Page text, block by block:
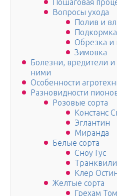
Пошаговая
Вопросы ухода
Полив и
Обрезка и
Зимовка
Болезни, вредители
ними
Особенности
Разновидности
Розовые сорта
Констанс
Эглантин
Миранда
Белые сорта
Сноу Гус
Клер
Желтые сорта
Грехам